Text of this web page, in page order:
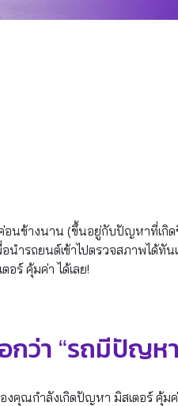
ค่อนข้างนาน (ขึ้นอยู่กับปัญหาที่เ
ำรถยนต์เข้าไปตรวจสภาพได้ทั
อร์ คุ้มค่า ได้เลย!
ว่า “รถมีปัญห
คุณกำลังเกิดปัญหา มิสเตอร์ คุ้